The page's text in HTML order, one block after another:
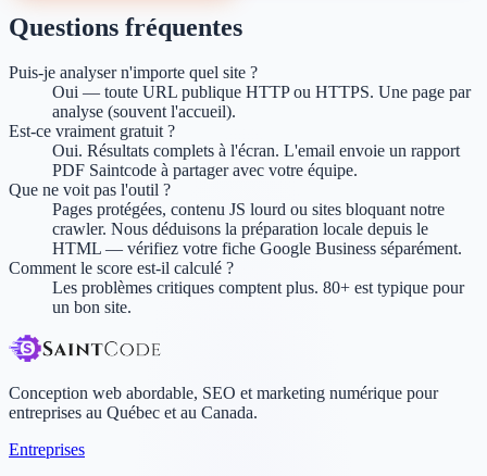
Questions fréquentes
Puis-je analyser n'importe quel site ?
Oui — toute URL publique HTTP ou HTTPS. Une page par
analyse (souvent l'accueil).
Est-ce vraiment gratuit ?
Oui. Résultats complets à l'écran. L'email envoie un rapport
PDF Saintcode à partager avec votre équipe.
Que ne voit pas l'outil ?
Pages protégées, contenu JS lourd ou sites bloquant notre
crawler. Nous déduisons la préparation locale depuis le
HTML — vérifiez votre fiche Google Business séparément.
Comment le score est-il calculé ?
Les problèmes critiques comptent plus. 80+ est typique pour
un bon site.
Conception web abordable, SEO et marketing numérique pour
entreprises au Québec et au Canada.
Entreprises